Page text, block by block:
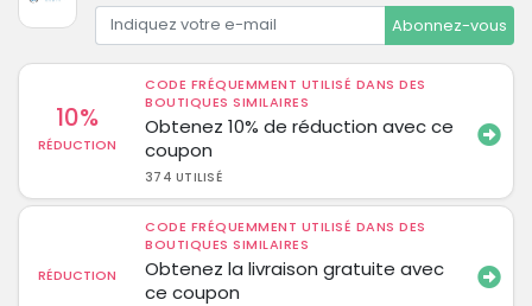
Abonnez-vous
10%
RÉDUCTION
CODE FRÉQUEMMENT UTILISÉ DANS DES
BOUTIQUES SIMILAIRES
Obtenez 10% de réduction avec ce
coupon
374 UTILISÉ
RÉDUCTION
CODE FRÉQUEMMENT UTILISÉ DANS DES
BOUTIQUES SIMILAIRES
Obtenez la livraison gratuite avec
ce coupon